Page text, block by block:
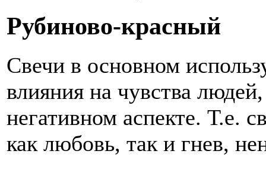
Рубиново-красный
Свечи в основном
влияния на чувства
негативном аспекте. Т.е.
как любовь, так и гнев,